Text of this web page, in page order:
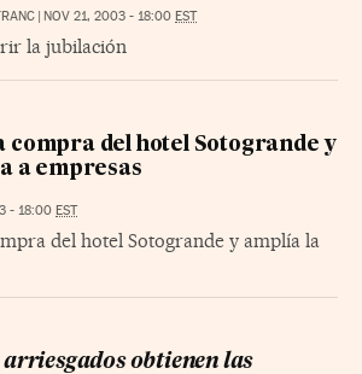
| NOV 21, 2003 - 18:00 EST
la jubilación
compra del hotel Sotogrande y
a empresas
- 18:00 EST
del hotel Sotogrande y amplía la
arriesgados obtienen las